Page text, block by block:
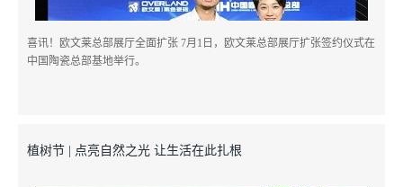
喜讯！欧文莱总部展厅全面扩张 7月1日，欧文莱总部展厅扩张签约仪式在
中国陶瓷总部基地举行。
植树节 | 点亮自然之光 让生活在此扎根